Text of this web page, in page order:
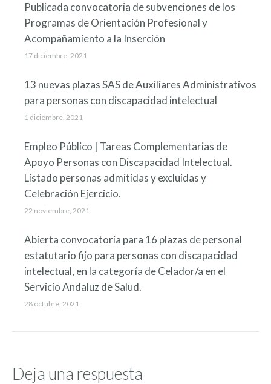
Publicada convocatoria de subvenciones de los
Programas de Orientación Profesional y
Acompañamiento a la Inserción
17 diciembre, 2021
13 nuevas plazas SAS de Auxiliares Administrativos
para personas con discapacidad intelectual
1 diciembre, 2021
Empleo Público | Tareas Complementarias de
Apoyo Personas con Discapacidad Intelectual.
Listado personas admitidas y excluidas y
Celebración Ejercicio.
22 noviembre, 2021
Abierta convocatoria para 16 plazas de personal
estatutario fijo para personas con discapacidad
intelectual, en la categoría de Celador/a en el
Servicio Andaluz de Salud.
28 octubre, 2021
Deja una respuesta